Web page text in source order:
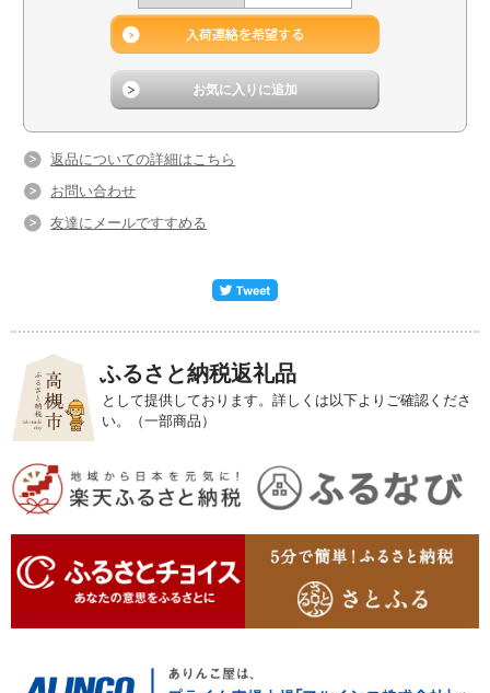
返品についての詳細はこちら
お問い合わせ
友達にメールですすめる
ふるさと納税返礼品
として提供しております。詳しくは以下よりご確認くださ
い。（一部商品）